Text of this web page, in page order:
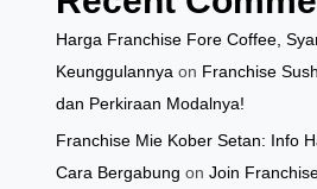
Harga Franchise Fore Coffee,
Keunggulannya on Franchise
dan Perkiraan Modalnya!
Franchise Mie Kober Setan: Info
Cara Bergabung onJoin